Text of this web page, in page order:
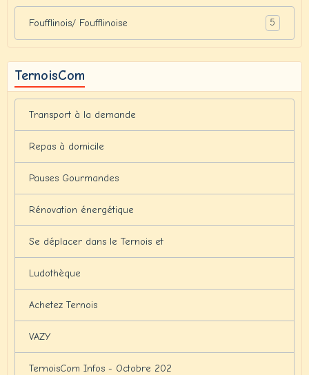
Foufflinois/ Foufflinoise 5
TernoisCom
Transport à la demande
Repas à domicile
Pauses Gourmandes
Rénovation énergétique
Se déplacer dans le Ternois et
Ludothèque
Achetez Ternois
VAZY
TernoisCom Infos - Octobre 202